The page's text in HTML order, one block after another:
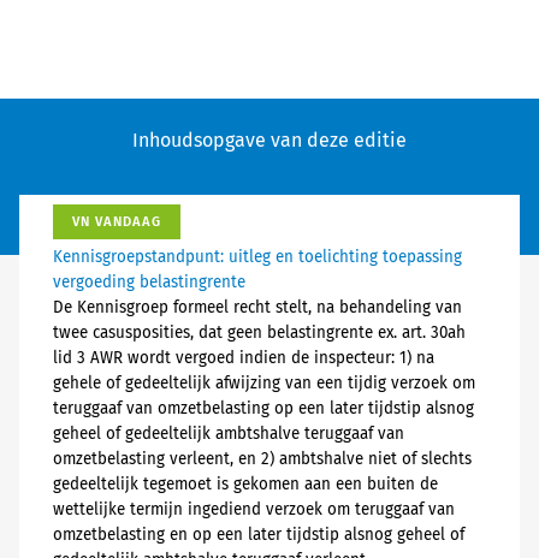
Inhoudsopgave van deze editie
VN VANDAAG
Kennisgroepstandpunt: uitleg en toelichting toepassing
vergoeding belastingrente
De Kennisgroep formeel recht stelt, na behandeling van
twee casusposities, dat geen belastingrente ex. art. 30ah
lid 3 AWR wordt vergoed indien de inspecteur: 1) na
gehele of gedeeltelijk afwijzing van een tijdig verzoek om
teruggaaf van omzetbelasting op een later tijdstip alsnog
geheel of gedeeltelijk ambtshalve teruggaaf van
omzetbelasting verleent, en 2) ambtshalve niet of slechts
gedeeltelijk tegemoet is gekomen aan een buiten de
wettelijke termijn ingediend verzoek om teruggaaf van
omzetbelasting en op een later tijdstip alsnog geheel of